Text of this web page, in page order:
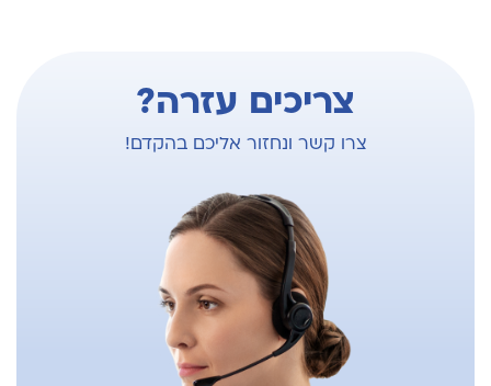
צריכים עזרה?
צרו קשר ונחזור אליכם בהקדם!